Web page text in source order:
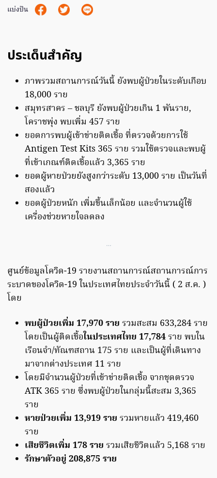
แบ่งปัน
ประเด็นสำคัญ
ภาพรวมสถานการณ์วันนี้ ยังพบผู้ป่วยในระดับเกือบ
18,000 ราย
สมุทรสาคร – ชลบุรี ยังพบผู้ป่วยเกิน 1 พันราย,
โคราชพุ่ง พบเพิ่ม 457 ราย
ยอดการพบผู้เข้าข่ายติดเชื้อ ที่ตรวจด้วยการใช้
Antigen Test Kits 365 ราย รวมใช้ตรวจและพบผู้
ที่เข้าเกณฑ์ติดเชื้อแล้ว 3,365 ราย
ยอดผู้หายป่วยยังสูงกว่าระดับ 13,000 ราย เป็นวันที่
สองแล้ว
ยอดผู้ป่วยหนัก เพิ่มขึ้นเล็กน้อย และจำนวนผู้ใช้
เครื่องช่วยหายใจลดลง
…
ศูนย์ข้อมูลโควิด-19 รายงานสถานการณ์สถานการณ์การ
ระบาดของโควิด-19 ในประเทศไทยประจำวันนี้ ( 2 ส.ค. )
โดย
พบผู้ป่วยเพิ่ม 17,970 ราย รวมสะสม 633,284 ราย
โดยเป็นผู้ติดเชื้อในประเทศไทย 17,784ราย พบใน
เรือนจำ/ทัณฑสถาน 175 ราย และเป็นผู้ที่เดินทาง
มาจากต่างประเทศ 11 ราย
โดยมีจำนวนผู้ป่วยที่เข้าข่ายติดเชื้อ จากชุดตรวจ
ATK 365 ราย ซึ่งพบผู้ป่วยในกลุ่มนี้สะสม 3,365
ราย
หายป่วยเพิ่ม 13,919 ราย รวมหายแล้ว 419,460
ราย
เสียชีวิตเพิ่ม 178 ราย รวมเสียชีวิตแล้ว 5,168 ราย
รักษาตัวอยู่ 208,875 ราย